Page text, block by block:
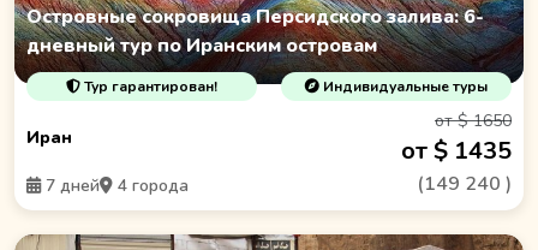
Островные сокровища Персидского залива: 6-
дневный тур по Иранским островам
Тур гарантирован! Индивидуальные туры
Иран
7 дней 4 города
от $ 1650
от $ 1435
(149 240 )